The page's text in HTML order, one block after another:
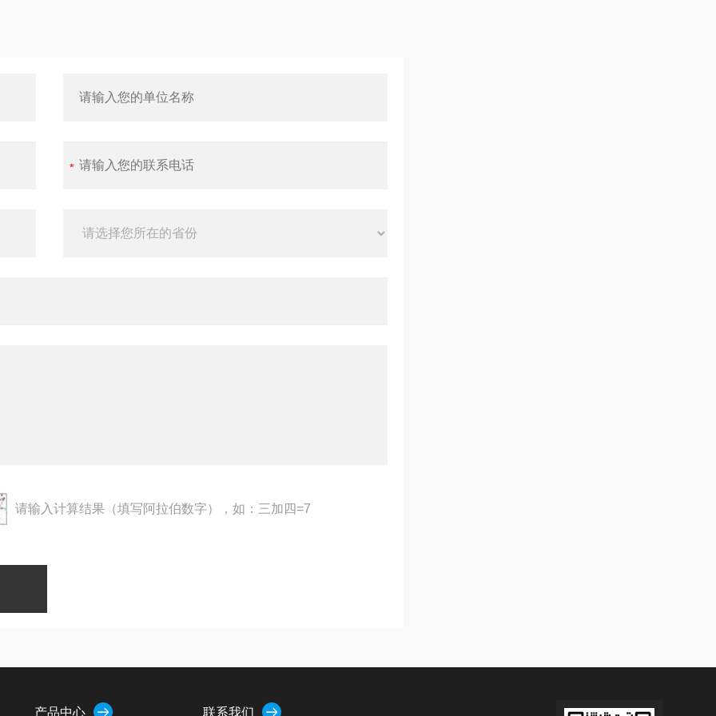
请输入计算结果（填写阿拉伯数字），如：三加四=7
产品中心 联系我们